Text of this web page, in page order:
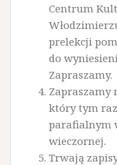
Centrum
prelekcji
do
Zapraszamy.
Zapraszamy
który tym
parafialnym
wieczornej.
Trwają